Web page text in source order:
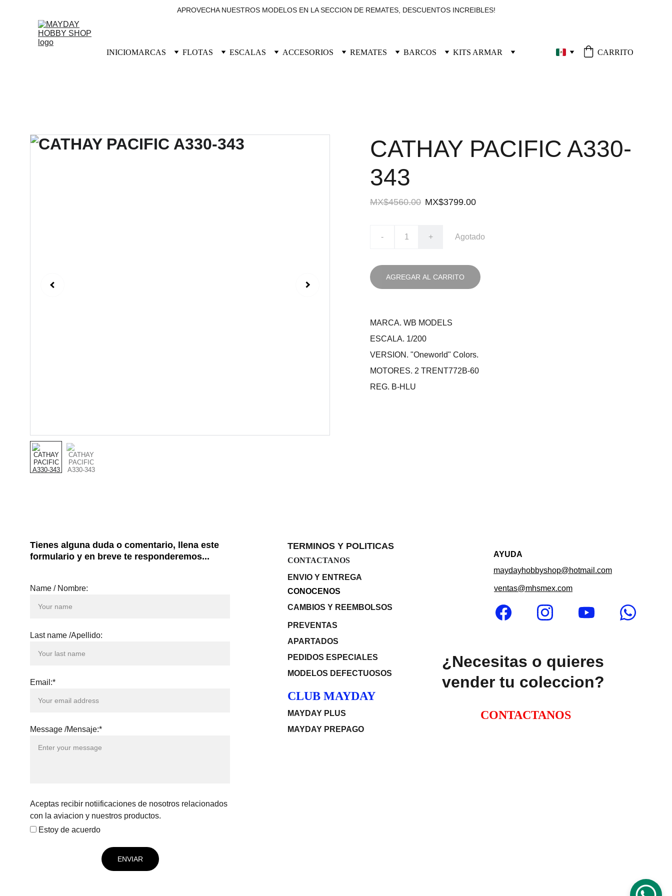
APROVECHA NUESTROS MODELOS EN LA SECCION DE REMATES, DESCUENTOS INCREIBLES!
INICIOMARCAS FLOTAS ESCALAS ACCESORIOS REMATES BARCOS KITS ARMAR CARRITO
CATHAY PACIFIC A330-
343
MX$4560.00 MX$3799.00
- + Agotado
AGREGAR AL CARRITO
MARCA. WB MODELS
ESCALA. 1/200
VERSION. "Oneworld" Colors.
MOTORES. 2 TRENT772B-60
REG. B-HLU
CONOCENOS
AYUDA
maydayhobbyshop@hotmail.com
CONTACTANOS
Name / Nombre:
Last name /Apellido:
Email:*
Message /Mensaje:*
Aceptas recibir notiificaciones de nosotros relacionados
con la aviacion y nuestros productos.
Estoy de acuerdo
ENVIAR
Tienes alguna duda o comentario, llena este
formulario y en breve te responderemos...
ENVIO Y ENTREGA
CAMBIOS Y REEMBOLSOS
PREVENTAS
APARTADOS
PEDIDOS ESPECIALES
MODELOS DEFECTUOSOS
TERMINOS Y POLITICAS
CLUB MAYDAY
MAYDAY PLUS
MAYDAY PREPAGO
¿Necesitas o quieres
vender tu coleccion?
ventas@mhsmex.com
CONTACTANOS